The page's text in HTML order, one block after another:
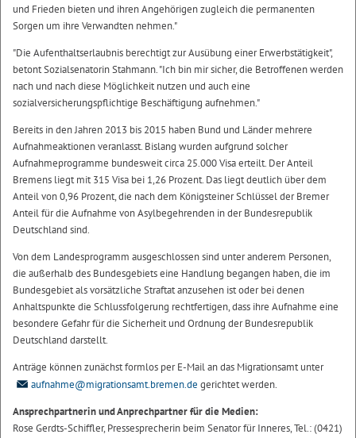
und Frieden bieten und ihren Angehörigen zugleich die permanenten
Sorgen um ihre Verwandten nehmen."
"Die Aufenthaltserlaubnis berechtigt zur Ausübung einer Erwerbstätigkeit",
betont Sozialsenatorin Stahmann. "Ich bin mir sicher, die Betroffenen werden
nach und nach diese Möglichkeit nutzen und auch eine
sozialversicherungspflichtige Beschäftigung aufnehmen."
Bereits in den Jahren 2013 bis 2015 haben Bund und Länder mehrere
Aufnahmeaktionen veranlasst. Bislang wurden aufgrund solcher
Aufnahmeprogramme bundesweit circa 25.000 Visa erteilt. Der Anteil
Bremens liegt mit 315 Visa bei 1,26 Prozent. Das liegt deutlich über dem
Anteil von 0,96 Prozent, die nach dem Königsteiner Schlüssel der Bremer
Anteil für die Aufnahme von Asylbegehrenden in der Bundesrepublik
Deutschland sind.
Von dem Landesprogramm ausgeschlossen sind unter anderem Personen,
die außerhalb des Bundesgebiets eine Handlung begangen haben, die im
Bundesgebiet als vorsätzliche Straftat anzusehen ist oder bei denen
Anhaltspunkte die Schlussfolgerung rechtfertigen, dass ihre Aufnahme eine
besondere Gefahr für die Sicherheit und Ordnung der Bundesrepublik
Deutschland darstellt.
Anträge können zunächst formlos per E-Mail an das Migrationsamt unter
aufnahme@migrationsamt.bremen.de gerichtet werden.
Ansprechpartnerin und Anprechpartner für die Medien:
Rose Gerdts-Schiffler, Pressesprecherin beim Senator für Inneres, Tel.: (0421)